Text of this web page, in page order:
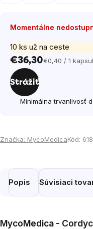
Momentálne
10 ks už na ceste
€36,30Jednotková
€0,40 / 1
Strážiť
Minimálna trvanlivosť
Značka: MycoMedicaKód:
Popis Súvisiaci
MycoMedica -